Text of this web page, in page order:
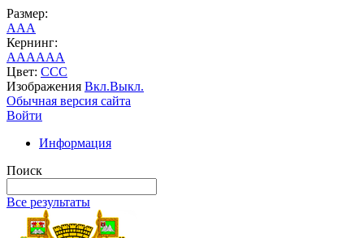
Размер:
AAA
Кернинг:
AAAAAA
Цвет: CCC
Изображения Вкл.Выкл.
Обычная версия сайта
Войти
Информация
Поиск
Все результаты